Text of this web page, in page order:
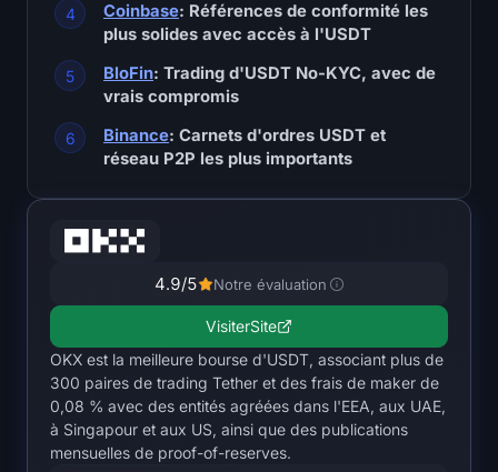
Carte thermique du RSI
Funding Rates
open interest
Rainbow Chart
Compte à rebours du halving
Suivi du gas de l'ETH
Suivi de portefeuille de cryptos
Calculateur de staking de cryptomonnaies
Coinbase: Références de conformité les
plus solides avec accès à l'USDT
BloFin: Trading d'USDT No-KYC, avec de
vrais compromis
Binance: Carnets d'ordres USDT et
réseau P2P les plus importants
4.9/5 Notre évaluation
VisiterSite
OKX est la meilleure bourse d'USDT, associant plus de
300 paires de trading Tether et des frais de maker de
0,08 % avec des entités agréées dans l'EEA, aux UAE,
à Singapour et aux US, ainsi que des publications
mensuelles de proof-of-reserves.